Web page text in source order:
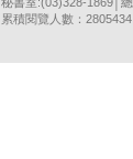
累積閱覽人數：2805434∣